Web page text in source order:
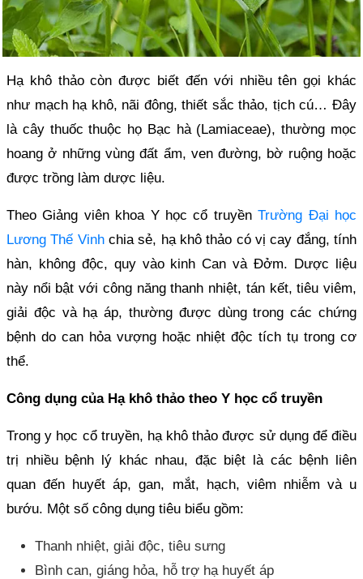
Hạ khô thảo còn được biết đến với nhiều tên gọi khác
như mạch hạ khô, nãi đông, thiết sắc thảo, tịch cú… Đây
là cây thuốc thuộc họ Bạc hà (Lamiaceae), thường mọc
hoang ở những vùng đất ẩm, ven đường, bờ ruộng hoặc
được trồng làm dược liệu.
Theo Giảng viên khoa Y học cổ truyềnTrường Đại học
Lương Thế Vinhchia sẻ, hạ khô thảo có vị cay đắng, tính
hàn, không độc, quy vào kinh Can và Đởm. Dược liệu
này nổi bật với công năng thanh nhiệt, tán kết, tiêu viêm,
giải độc và hạ áp, thường được dùng trong các chứng
bệnh do can hỏa vượng hoặc nhiệt độc tích tụ trong cơ
thể.
Công dụng của Hạ khô thảo theo Y học cổ truyền
Trong y học cổ truyền, hạ khô thảo được sử dụng để điều
trị nhiều bệnh lý khác nhau, đặc biệt là các bệnh liên
quan đến huyết áp, gan, mắt, hạch, viêm nhiễm và u
bướu. Một số công dụng tiêu biểu gồm:
Thanh nhiệt, giải độc, tiêu sưng
Bình can, giáng hỏa, hỗ trợ hạ huyết áp